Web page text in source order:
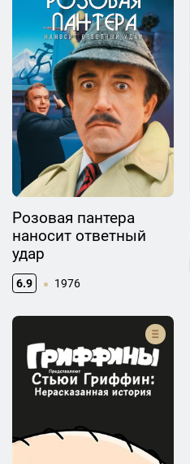
Розовая пантера
наносит ответный
удар
6.9 1976